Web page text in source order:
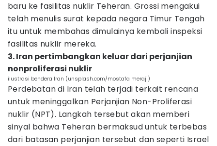
baru ke fasilitas nuklir Teheran. Grossi mengakui
telah menulis surat kepada negara Timur Tengah
itu untuk membahas dimulainya kembali inspeksi
fasilitas nuklir mereka.
3. Iran pertimbangkan keluar dari perjanjian
nonproliferasi nuklir
ilustrasi bendera Iran (unsplash.com/mostafa meraji)
Perdebatan di Iran telah terjadi terkait rencana
untuk meninggalkan Perjanjian Non-Proliferasi
nuklir (NPT). Langkah tersebut akan memberi
sinyal bahwa Teheran bermaksud untuk terbebas
dari batasan perjanjian tersebut dan seperti Israel